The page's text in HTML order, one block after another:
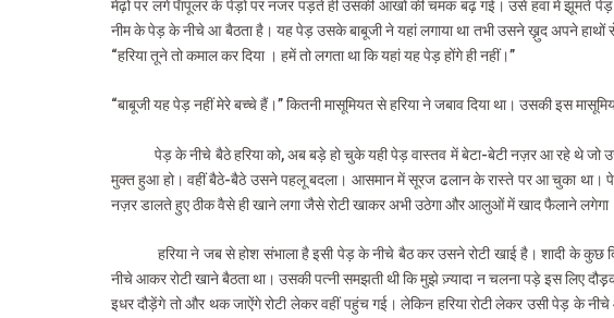
मेंढ़ों पर लगे पॅापूलर के पेड़ों पर नजर पड़ते ही उसकी आंखों की चमक बढ़ गई। उसे हवा में झूमते
नीम के पेड़ के नीचे आ बैठता है। यह पेड़ उसके बाबूजी ने यहां लगाया था तभी उसने ख़़ुद अपने हाथों
“हरिया तूने तो कमाल कर दिया । हमें तो लगता था कि यहां यह पेड़ होंगे ही नहीं।”
“बाबूजी यह पेड़ नहीं मेरे बच्चे हैं।” कितनी मासूमियत से हरिया ने जबाव दिया था। उसकी इस
पेड़ के नीचे बैठे हरिया को, अब बड़े हो चुके यही पेड़ वास्तव में बेटा-बेटी नज़र आ रहे थे
मुक्त हुआ हो। वहीं बैठे-बैठे उसने पहलू बदला। आसमान में सूरज ढलान के रास्ते पर आ चुका था।
नज़र डालते हुए ठीक वैसे ही खाने लगा जैसे रोटी खाकर अभी उठेगा और आलुओं में खाद फैलाने
हरिया ने जब से होश संभाला है इसी पेड़ के नीचे बैठ कर उसने रोटी खाई है। शादी के कुछ
नीचे आकर रोटी खाने बैठता था। उसकी पत्नी समझती थी कि मुझे ज़्यादा न चलना पड़े इस लिए
इधर दौड़ेंगे तो और थक जाऐंगे रोटी लेकर वहीं पहुंच गई। लेकिन हरिया रोटी लेकर उसी पेड़ के